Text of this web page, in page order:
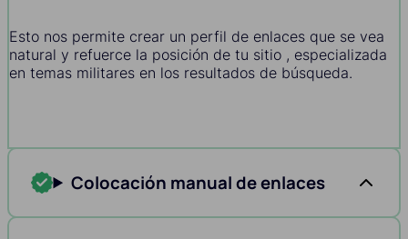
Esto nos permite crear un perfil de enlaces que se vea
natural y refuerce la posición de tu sitio , especializada
en temas militares en los resultados de búsqueda.
Colocación manual de enlaces